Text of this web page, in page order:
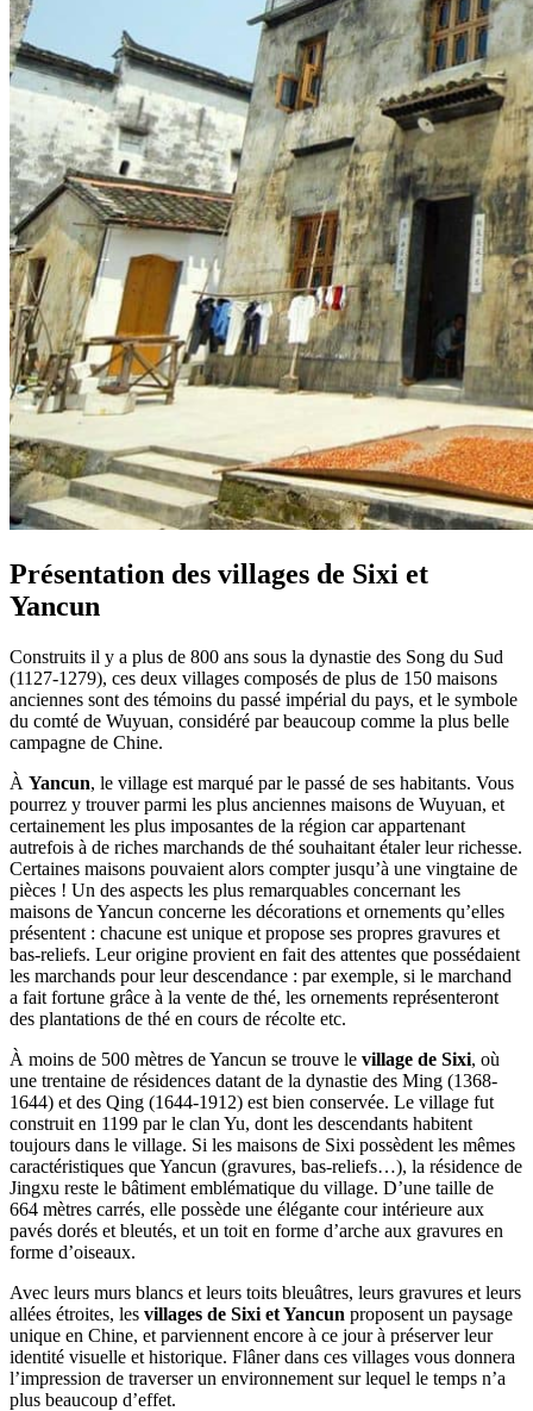
Présentation des villages de Sixi et
Yancun
Construits il y a plus de 800 ans sous la dynastie des Song du Sud
(1127-1279), ces deux villages composés de plus de 150 maisons
anciennes sont des témoins du passé impérial du pays, et le symbole
du comté de Wuyuan, considéré par beaucoup comme la plus belle
campagne de Chine.
À Yancun, le village est marqué par le passé de ses habitants. Vous
pourrez y trouver parmi les plus anciennes maisons de Wuyuan, et
certainement les plus imposantes de la région car appartenant
autrefois à de riches marchands de thé souhaitant étaler leur richesse.
Certaines maisons pouvaient alors compter jusqu’à une vingtaine de
pièces ! Un des aspects les plus remarquables concernant les
maisons de Yancun concerne les décorations et ornements qu’elles
présentent : chacune est unique et propose ses propres gravures et
bas-reliefs. Leur origine provient en fait des attentes que possédaient
les marchands pour leur descendance : par exemple, si le marchand
a fait fortune grâce à la vente de thé, les ornements représenteront
des plantations de thé en cours de récolte etc.
À moins de 500 mètres de Yancun se trouve le village de Sixi, où
une trentaine de résidences datant de la dynastie des Ming (1368-
1644) et des Qing (1644-1912) est bien conservée. Le village fut
construit en 1199 par le clan Yu, dont les descendants habitent
toujours dans le village. Si les maisons de Sixi possèdent les mêmes
caractéristiques que Yancun (gravures, bas-reliefs…), la résidence de
Jingxu reste le bâtiment emblématique du village. D’une taille de
664 mètres carrés, elle possède une élégante cour intérieure aux
pavés dorés et bleutés, et un toit en forme d’arche aux gravures en
forme d’oiseaux.
Avec leurs murs blancs et leurs toits bleuâtres, leurs gravures et leurs
allées étroites, les villages de Sixi et Yancun proposent un paysage
unique en Chine, et parviennent encore à ce jour à préserver leur
identité visuelle et historique. Flâner dans ces villages vous donnera
l’impression de traverser un environnement sur lequel le temps n’a
plus beaucoup d’effet.